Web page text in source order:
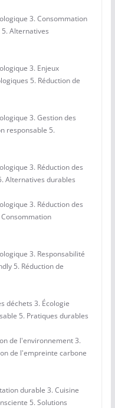
3. Consommation
Alternatives
3. Enjeux
5. Réduction de
3. Gestion des
responsable 5.
3. Réduction des
Alternatives durables
3. Réduction des
3. Responsabilité
5. Réduction de
déchets 3. Écologie
5. Pratiques durables
de l'environnement 3.
de l'empreinte carbone
durable 3. Cuisine
5. Solutions